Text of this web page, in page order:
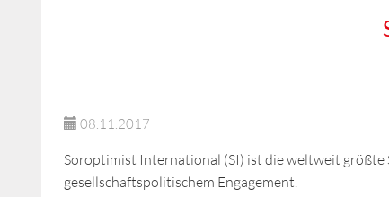
08.11.2017
Soroptimist International (SI) ist die weltweit
gesellschaftspolitischem Engagement.